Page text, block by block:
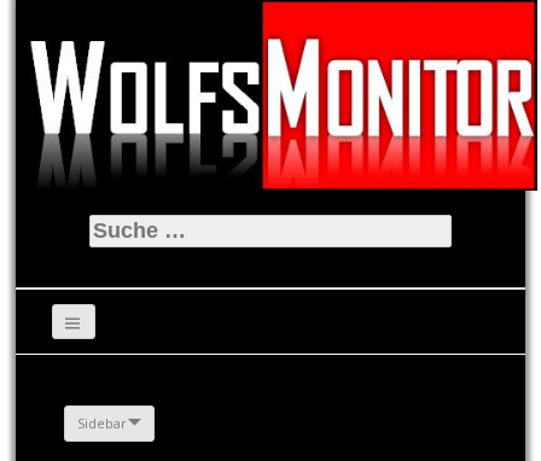
Suche
nach:
Sidebar